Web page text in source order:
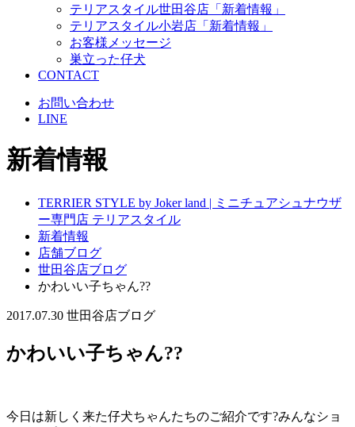
テリアスタイル世田谷店「新着情報」
テリアスタイル小岩店「新着情報」
お客様メッセージ
巣立った仔犬
CONTACT
お問い合わせ
LINE
新着情報
TERRIER STYLE by Joker land | ミニチュアシュナウザ
ー専門店 テリアスタイル
新着情報
店舗ブログ
世田谷店ブログ
かわいい子ちゃん??
2017.07.30 世田谷店ブログ
かわいい子ちゃん??
今日は新しく来た仔犬ちゃんたちのご紹介です?みんなショ